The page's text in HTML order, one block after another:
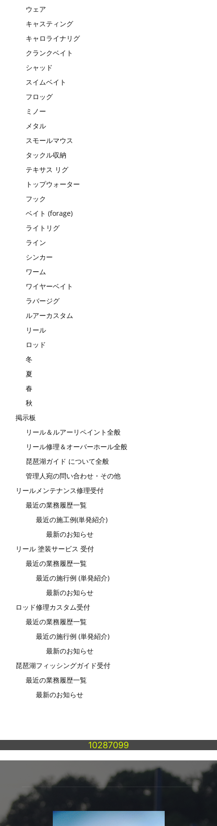
ウェア
キャスティング
キャロライナリグ
クランクベイト
シャッド
スイムベイト
フロッグ
ミノー
メタル
スモールマウス
タックル収納
テキサス リグ
トップウォーター
フック
ベイト (forage)
ライトリグ
ライン
シンカー
ワーム
ワイヤーベイト
ラバージグ
ルアーカスタム
リール
ロッド
冬
夏
春
秋
掲示板
リール＆ルアーリペイント全般
リール修理＆オーバーホール全般
琵琶湖ガイド について全般
管理人宛の問い合わせ・その他
リールメンテナンス修理受付
最近の業務履歴一覧
最近の施工例(単発紹介)
最新のお知らせ
リール 塗装サービス 受付
最近の業務履歴一覧
最近の施行例 (単発紹介)
最新のお知らせ
ロッド修理カスタム受付
最近の業務履歴一覧
最近の施行例 (単発紹介)
最新のお知らせ
琵琶湖フィッシングガイド受付
最近の業務履歴一覧
最新のお知らせ
10287099